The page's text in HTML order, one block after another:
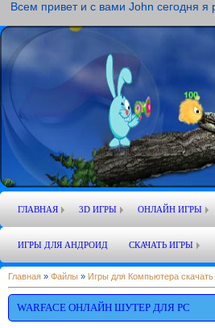
Всем привет и с вами John сегодня
ГЛАВНАЯ 3D ИГРЫ ОНЛАЙН ИГРЫ
ИГРЫ ДЛЯ АНДРОИД СКАЧАТЬ ИГРЫ
Главная » Файлы » Игры для Компьютера скачать
WARFACE ОНЛАЙН ШУТЕР ДЛЯ PC